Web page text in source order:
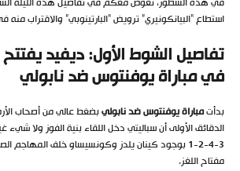
استطاع “البيانكونيري” ترويض “البارتينوبي” والاقتراب منه
تفاصيل الشوط الأول: ديفيد
في مباراة يوفنتوس ضد نابولي
بدأتمباراة يوفنتوس ضد نابوليبضغط عالي من أصحاب
الدقائق الأولى أن سباليتي دخل اللقاء بنية الفوز ولا
3-4-2-1 بوجود كينان يلدز وكونسيساو خلف المهاجم
مفتاح اللغز.